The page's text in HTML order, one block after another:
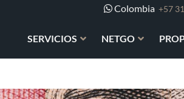
Colombia+57
SERVICIOS NETGO